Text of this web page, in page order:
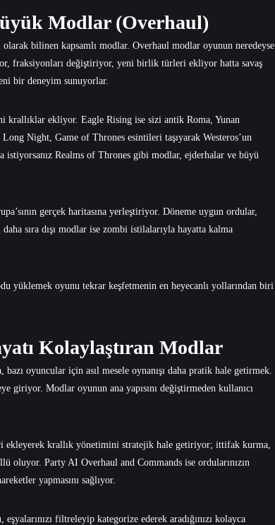
Modlar (Overhaul)
bilinen kapsamlı modlar. Overhaul modlar oyunun neredeyse
fraksiyonları değiştiriyor, yeni birlik türleri ekliyor hatta savaş
bir deneyim sunuyorlar.
krallıklar ekliyor. Eagle Rising ise sizi antik Roma, Yunan
Night, Game of Thrones esintileri taşıyarak Westeros’un
istiyorsanız Realms of Thrones gibi modlar, ejderhalar ve büyü
gerçek haritasına yerleştiriyor. Döneme uygun ordular,
sıra dışı modlar ise zombi istilalarıyla hayatta kalma
yüklemek oyunu tekrar keşfetmenin en heyecanlı yollarından biri
Kolaylaştıran Modlar
oyuncular için asıl mesele oynanışı daha pratik hale getirmek.
Modlar oyunun ana yapısını değiştirmeden kullanıcı
ekleyerek krallık yönetimini stratejik hale getiriyor; ittifak kurma,
oluyor. Party AI Overhaul and Commands ise ordularınızın
yapmasını sağlıyor.
filtreleyip kategorize ederek aradığınızı kolayca